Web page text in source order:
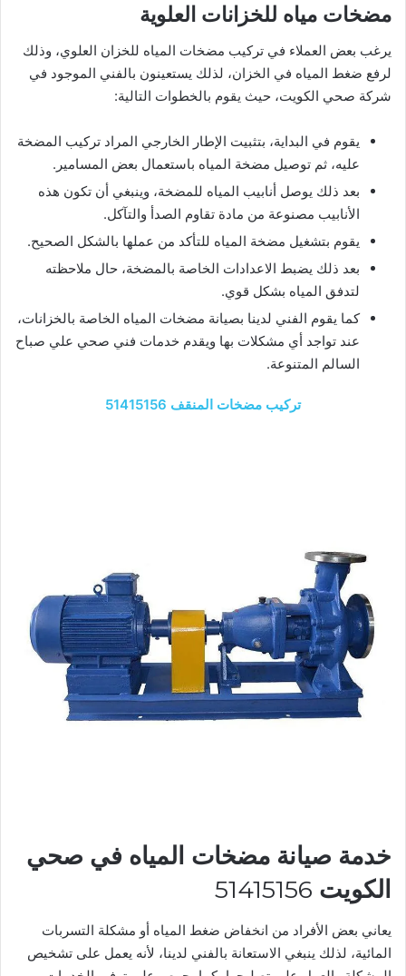
مضخات مياه للخزانات العلوية
يرغب بعض العملاء في تركيب مضخات المياه للخزان العلوي، وذلك
لرفع ضغط المياه في الخزان، لذلك يستعينون بالفني الموجود في
شركة صحي الكويت، حيث يقوم بالخطوات التالية:
يقوم في البداية، بتثبيت الإطار الخارجي المراد تركيب المضخة
عليه، ثم توصيل مضخة المياه باستعمال بعض المسامير.
بعد ذلك يوصل أنابيب المياه للمضخة، وينبغي أن تكون هذه
الأنابيب مصنوعة من مادة تقاوم الصدأ والتآكل.
يقوم بتشغيل مضخة المياه للتأكد من عملها بالشكل الصحيح.
بعد ذلك يضبط الاعدادات الخاصة بالمضخة، حال ملاحظته
لتدفق المياه بشكل قوي.
كما يقوم الفني لدينا بصيانة مضخات المياه الخاصة بالخزانات،
عند تواجد أي مشكلات بها ويقدم خدمات فني صحي علي صباح
السالم المتنوعة.
تركيب مضخات المنقف 51415156
خدمة صيانة مضخات المياه في صحي
الكويت 51415156
يعاني بعض الأفراد من انخفاض ضغط المياه أو مشكلة التسربات
المائية، لذلك ينبغي الاستعانة بالفني لدينا، لأنه يعمل على تشخيص